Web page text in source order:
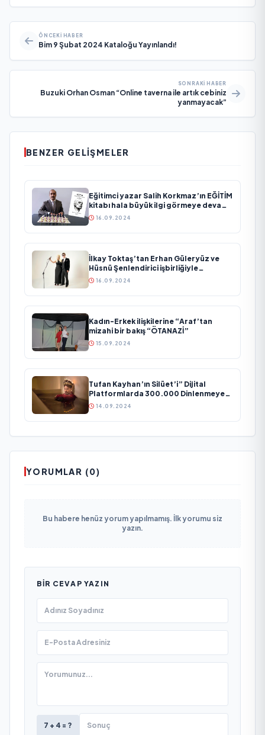
ÖNCEKI HABER
Bim 9 Şubat 2024 Kataloğu Yayınlandı!
SONRAKI HABER
Buzuki Orhan Osman “Online taverna ile artık cebiniz
yanmayacak”
BENZER GELIŞMELER
Eğitimci yazar Salih Korkmaz’ın EĞİTİM
kitabı hala büyük ilgi görmeye devam
ediyor
16.09.2024
İlkay Toktaş’tan Erhan Güleryüz ve
Hüsnü Şenlendirici işbirliğiyle
duygusal bir aşk manifestosu: “Deliler
16.09.2024
Kadın-Erkek ilişkilerine “Araf’tan
mizahi bir bakış “ÖTANAZİ”
15.09.2024
Tufan Kayhan’ın Silüet’i” Dijital
Platformlarda 300.000 Dinlenmeye
Ulaştı
14.09.2024
YORUMLAR (0)
Bu habere henüz yorum yapılmamış. İlk yorumu siz
yazın.
BIR CEVAP YAZIN
7 + 4 = ?